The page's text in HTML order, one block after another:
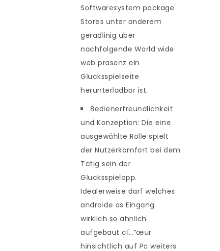
Softwaresystem package
Stores unter anderem
geradlinig uber
nachfolgende World wide
web prasenz ein
Glucksspielseite
herunterladbar ist.
Bedienerfreundlichkeit
und Konzeption: Die eine
ausgewählte Rolle spielt
der Nutzerkomfort bei dem
Tätig sein der
Glucksspielapp.
Idealerweise darf welches
androide os Eingang
wirklich so ahnlich
aufgebaut cí…”œur
hinsichtlich auf Pc weiters